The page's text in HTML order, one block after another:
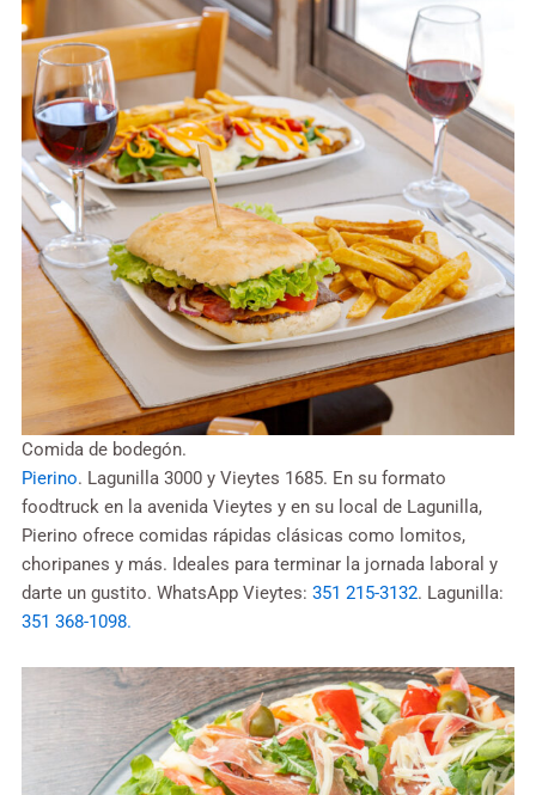
Comida de bodegón.
Pierino. Lagunilla 3000 y Vieytes 1685. En su formato
foodtruck en la avenida Vieytes y en su local de Lagunilla,
Pierino ofrece comidas rápidas clásicas como lomitos,
choripanes y más. Ideales para terminar la jornada laboral y
darte un gustito. WhatsApp Vieytes: 351 215-3132. Lagunilla:
351 368-1098.